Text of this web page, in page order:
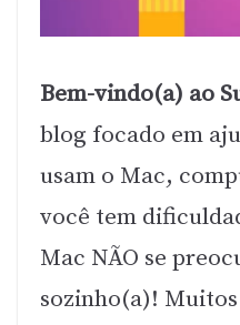
Bem-vindo(a) ao
blog focado em
usam o Mac,
você tem
Mac NÃO se
sozinho(a)!